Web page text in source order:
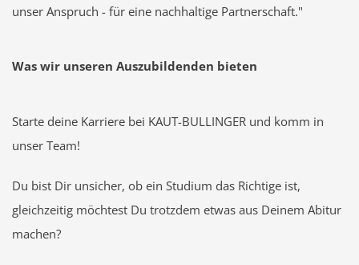
unser Anspruch - für eine nachhaltige Partnerschaft."
Was wir unseren Auszubildenden bieten
Starte deine Karriere bei KAUT-BULLINGER und komm in
unser Team!
Du bist Dir unsicher, ob ein Studium das Richtige ist,
gleichzeitig möchtest Du trotzdem etwas aus Deinem Abitur
machen?